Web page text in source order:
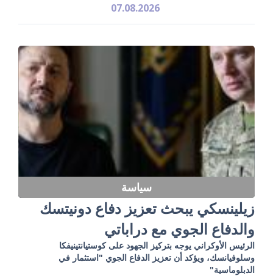
07.08.2026
سياسة
زيلينسكي يبحث تعزيز دفاع دونيتسك
والدفاع الجوي مع دراباتي
الرئيس الأوكراني يوجه بتركيز الجهود على كوستيانتينيفكا
وسلوفيانسك، ويؤكد أن تعزيز الدفاع الجوي "استثمار في
الدبلوماسية"